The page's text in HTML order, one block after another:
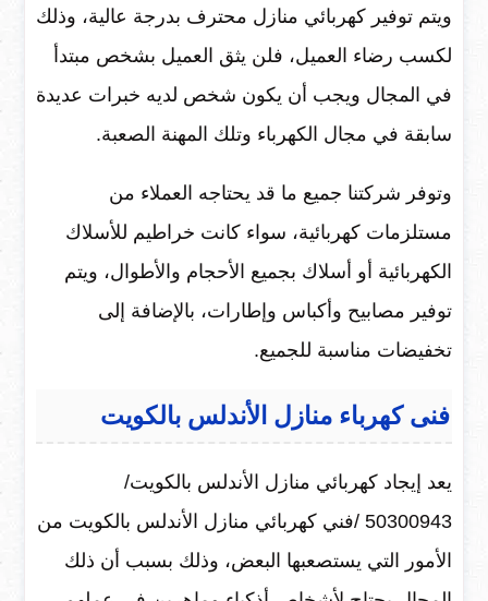
ويتم توفير كهربائي منازل محترف بدرجة عالية، وذلك
لكسب رضاء العميل، فلن يثق العميل بشخص مبتدأ
في المجال ويجب أن يكون شخص لديه خبرات عديدة
سابقة في مجال الكهرباء وتلك المهنة الصعبة.
وتوفر شركتنا جميع ما قد يحتاجه العملاء من
مستلزمات كهربائية، سواء كانت خراطيم للأسلاك
الكهربائية أو أسلاك بجميع الأحجام والأطوال، ويتم
توفير مصابيح وأكباس وإطارات، بالإضافة إلى
تخفيضات مناسبة للجميع.
فنى كهرباء منازل الأندلس بالكويت
يعد إيجاد كهربائي منازل الأندلس بالكويت/
‎50300943 /فني كهربائي منازل الأندلس بالكويت
من
الأمور التي يستصعبها البعض، وذلك بسبب أن ذلك